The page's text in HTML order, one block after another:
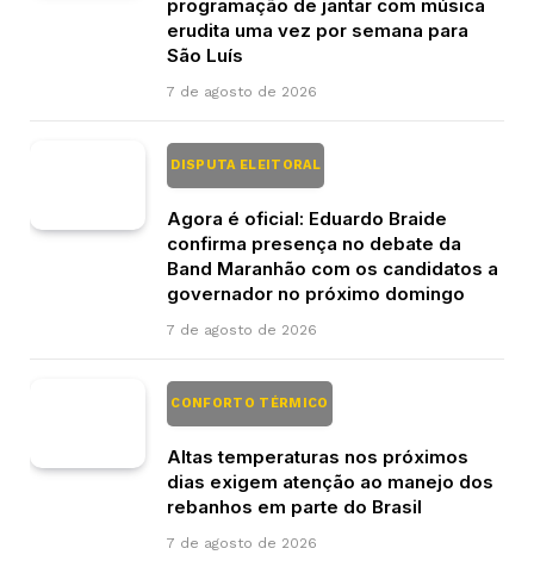
programação de jantar com música
erudita uma vez por semana para
São Luís
7 de agosto de 2026
DISPUTA ELEITORAL
Agora é oficial: Eduardo Braide
confirma presença no debate da
Band Maranhão com os candidatos a
governador no próximo domingo
7 de agosto de 2026
CONFORTO TÉRMICO
Altas temperaturas nos próximos
dias exigem atenção ao manejo dos
rebanhos em parte do Brasil
7 de agosto de 2026